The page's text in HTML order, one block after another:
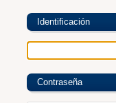
Identificación
Contraseña